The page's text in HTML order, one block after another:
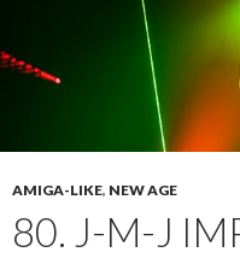
AMIGA-LIKE, NEW AGE
80. J-M-J